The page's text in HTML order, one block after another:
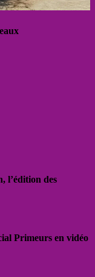
l’édition des
Primeurs en vidéo